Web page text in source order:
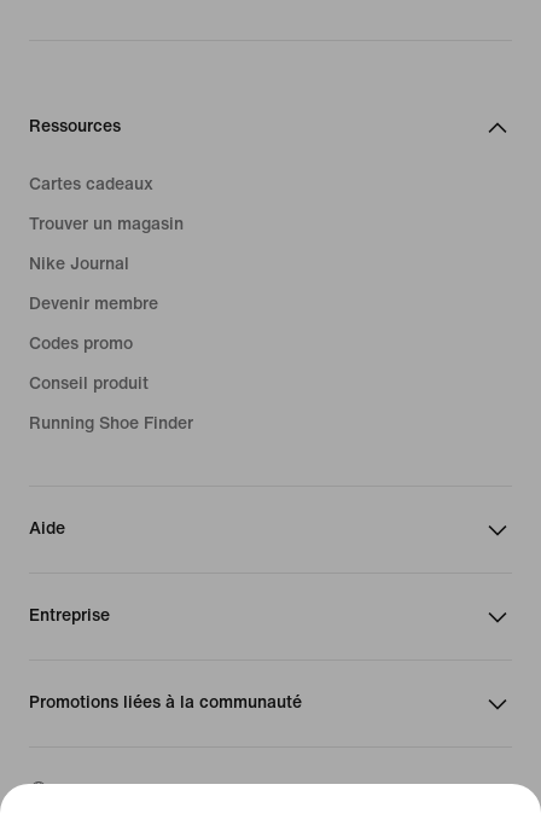
Ressources
Cartes cadeaux
Trouver un magasin
Nike Journal
Devenir membre
Codes promo
Conseil produit
Running Shoe Finder
Aide
Entreprise
Promotions liées à la communauté
Luxembourg